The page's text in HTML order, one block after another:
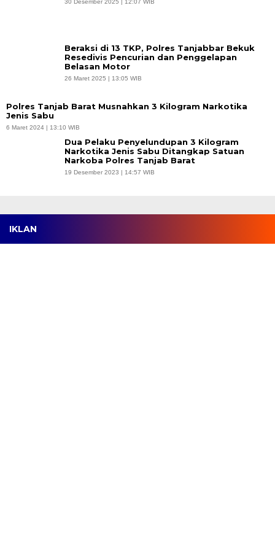
30 Desember 2025 | 12:07 WIB
Beraksi di 13 TKP, Polres Tanjabbar Bekuk
Resedivis Pencurian dan Penggelapan
Belasan Motor
26 Maret 2025 | 13:05 WIB
Polres Tanjab Barat Musnahkan 3 Kilogram Narkotika
Jenis Sabu
6 Maret 2024 | 13:10 WIB
Dua Pelaku Penyelundupan 3 Kilogram
Narkotika Jenis Sabu Ditangkap Satuan
Narkoba Polres Tanjab Barat
19 Desember 2023 | 14:57 WIB
IKLAN